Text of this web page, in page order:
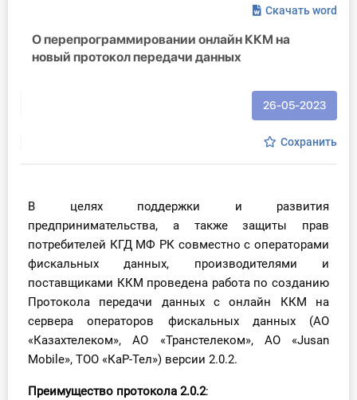
Консультации
Вебинары
Практика ИП
Кадры. Труд. Зарплата.
Скачать word
О перепрограммировании онлайн ККМ на
новый протокол передачи данных
26-05-2023
Сохранить
В целях поддержки и развития
предпринимательства, а также защиты прав
потребителей КГД МФ РК совместно с операторами
фискальных данных, производителями и
поставщиками ККМ проведена работа по созданию
Протокола передачи данных с онлайн ККМ на
сервера операторов фискальных данных (АО
«Казахтелеком», АО «Транстелеком», АО «Jusan
Mobile», ТОО «КаР-Тел») версии 2.0.2.
Преимущество протокола 2.0.2: